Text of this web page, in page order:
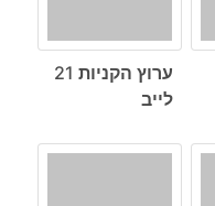
ערוץ הקניות 21
לייב